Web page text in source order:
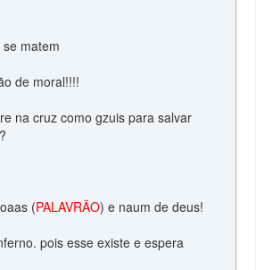
matem
de moral!!!!
na cruz como gzuis para salvar
(PALAVRÃO) e naum de deus!
pois esse existe e espera